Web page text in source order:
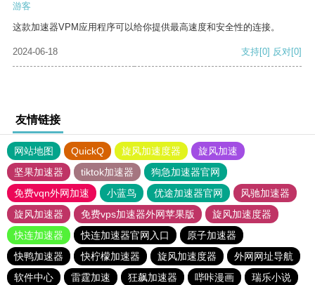
游客
这款加速器VPM应用程序可以给你提供最高速度和安全性的连接。
2024-06-18 支持[0] 反对[0]
友情链接
网站地图 QuickQ 旋风加速度器
旋风加速
坚果加速器
tiktok加速器
狗急加速器官网
免费vqn外网加速
小蓝鸟 优途加速器官网
风驰加速器
旋风加速器
免费vps加速器外网苹果版
旋风加速度器
快连加速器
快连加速器官网入口
原子加速器
快鸭加速器
快柠檬加速器 旋风加速度器
外网网址导航
软件中心
雷霆加速 狂飙加速器 哔咔漫画
瑞乐小说